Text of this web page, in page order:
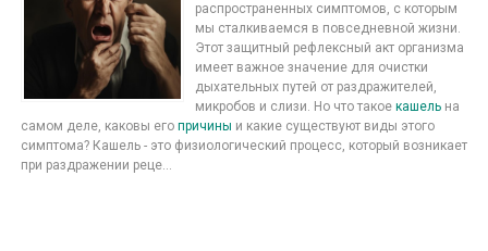
распространенных симптомов, с которым
мы сталкиваемся в повседневной жизни.
Этот защитный рефлексный акт организма
имеет важное значение для очистки
дыхательных путей от раздражителей,
микробов и слизи. Но что такое кашель на
самом деле, каковы его причины и какие существуют виды этого
симптома? Кашель - это физиологический процесс, который возникает
при раздражении реце...